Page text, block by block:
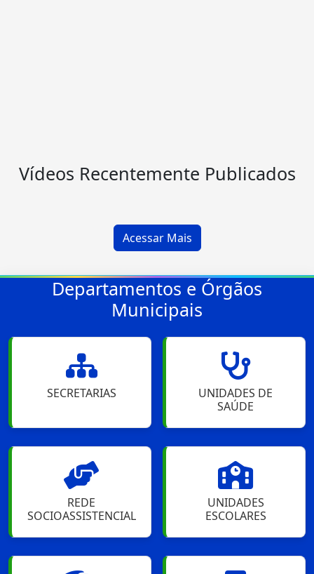
Acessar Mais
Departamentos e Órgãos
Municipais
SECRETARIAS
UNIDADES DE
SAÚDE
REDE
SOCIOASSISTENCIAL
UNIDADES
ESCOLARES